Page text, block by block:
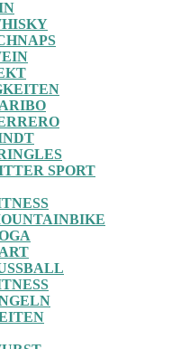
SPORT